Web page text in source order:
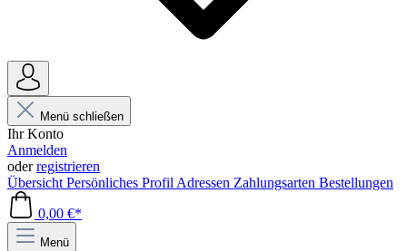
Menü schließen
Ihr Konto
Anmelden
oderregistrieren
Übersicht Persönliches Profil Adressen Zahlungsarten Bestellungen
0,00 €*
Menü